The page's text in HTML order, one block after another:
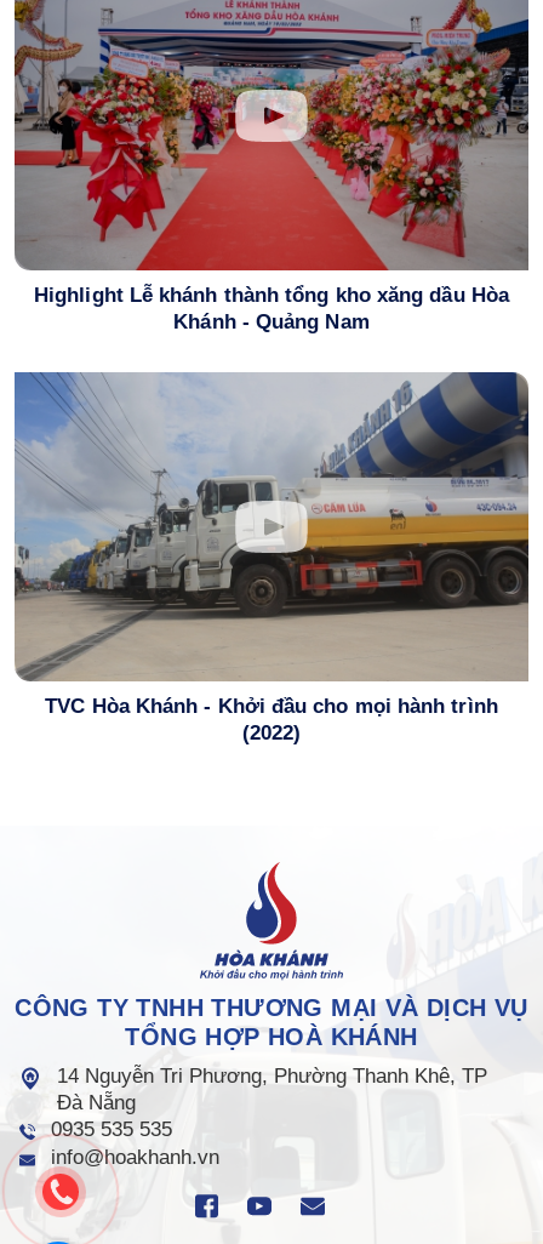
Highlight Lễ khánh thành tổng kho xăng dầu Hòa
Khánh - Quảng Nam
TVC Hòa Khánh - Khởi đầu cho mọi hành trình
(2022)
CÔNG TY TNHH THƯƠNG MẠI VÀ DỊCH VỤ
TỔNG HỢP HOÀ KHÁNH
14 Nguyễn Tri Phương, Phường Thanh Khê, TP
Đà Nẵng
0935 535 535
info@hoakhanh.vn